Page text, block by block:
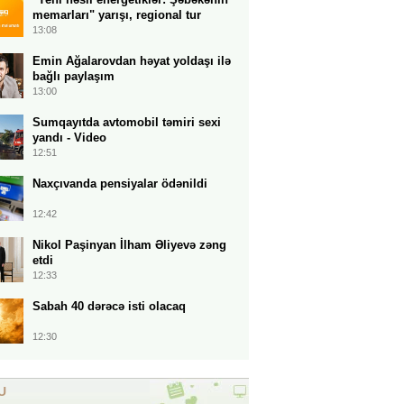
memarları" yarışı, regional tur
13:08
Emin Ağalarovdan həyat yoldaşı ilə
bağlı paylaşım
13:00
Sumqayıtda avtomobil təmiri sexi
yandı - Video
12:51
Naxçıvanda pensiyalar ödənildi
12:42
Nikol Paşinyan İlham Əliyevə zəng
etdi
12:33
Sabah 40 dərəcə isti olacaq
12:30